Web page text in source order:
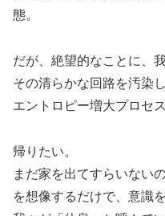
態。
だが、絶望的なことに、
その清らかな回路を汚染
エントロピー増大プロセス
帰りたい。
まだ家を出てすらいない
を想像するだけで、意識